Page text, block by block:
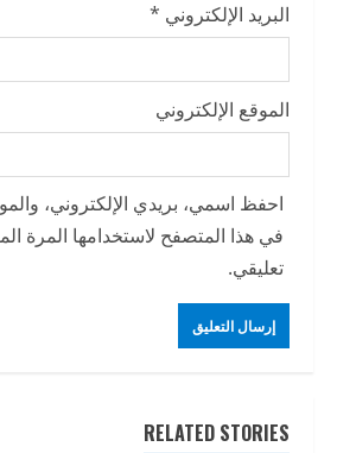
البريد الإلكتروني *
الموقع الإلكتروني
احفظ اسمي، بريدي الإلكتروني،
في هذا المتصفح لاستخدامها المرة
تعليقي.
RELATED STORIES